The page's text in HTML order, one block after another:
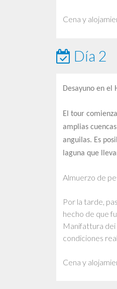
Cena y
Día 2
Desayuno en el
El tour
amplias
anguilas. Es
laguna que
Almuerzo de
Por la tarde,
hecho de que
Manifattura dei
condiciones
Cena y